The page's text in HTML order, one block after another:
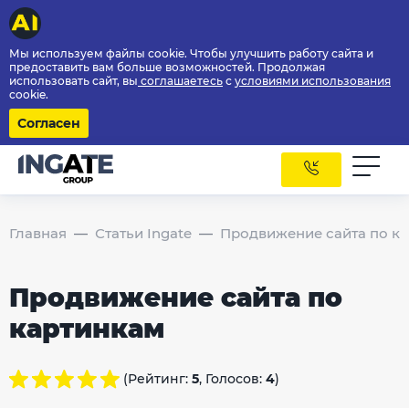
Мы используем файлы cookie. Чтобы улучшить работу сайта и
предоставить вам больше возможностей. Продолжая
использовать сайт, вы соглашаетесь с условиями использования
cookie.
Согласен
Главная Статьи Ingate Продвижение сайта по
Продвижение сайта по
картинкам
(Рейтинг: 5, Голосов: 4)